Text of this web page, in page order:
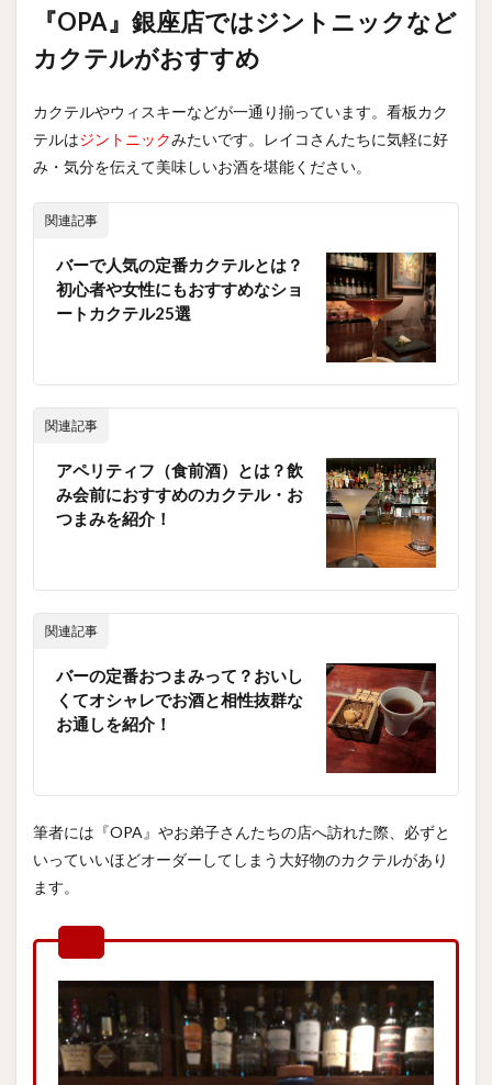
『OPA』銀座店ではジントニックなど
カクテルがおすすめ
カクテルやウィスキーなどが一通り揃っています。看板カク
テルはジントニックみたいです。レイコさんたちに気軽に好
み・気分を伝えて美味しいお酒を堪能ください。
関連記事
バーで人気の定番カクテルとは？
初心者や女性にもおすすめなショ
ートカクテル25選
関連記事
アペリティフ（食前酒）とは？飲
み会前におすすめのカクテル・お
つまみを紹介！
関連記事
バーの定番おつまみって？おいし
くてオシャレでお酒と相性抜群な
お通しを紹介！
筆者には『OPA』やお弟子さんたちの店へ訪れた際、必ずと
いっていいほどオーダーしてしまう大好物のカクテルがあり
ます。